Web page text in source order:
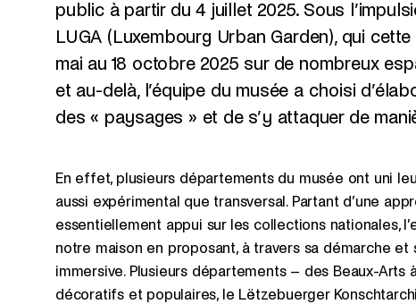
public à partir du 4 juillet 2025. Sous
LUGA (Luxembourg Urban Garden), qui
mai au 18 octobre 2025 sur de nombreux
et au-delà, l’équipe du musée a choisi
des « paysages » et de s’y attaquer de
En effet, plusieurs départements du musée ont uni
aussi expérimental que transversal. Partant d’une
essentiellement appui sur les collections nationales,
notre maison en proposant, à travers sa démarche et
immersive. Plusieurs départements – des Beaux-Arts
décoratifs et populaires, le Lëtzebuerger